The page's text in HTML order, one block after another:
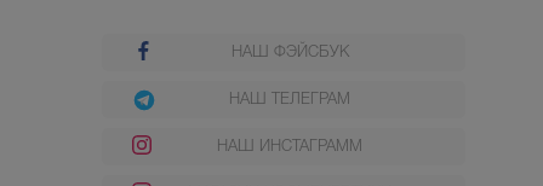
НАШ ФЭЙСБУК
НАШ ТЕЛЕГРАМ
НАШ ИНСТАГРАММ